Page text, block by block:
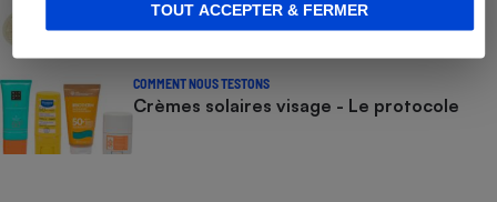
TOUT ACCEPTER & FERMER
COMMENT NOUS TESTONS
Crèmes solaires visage - Le protocole